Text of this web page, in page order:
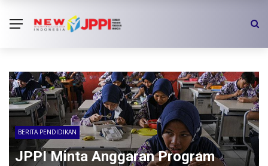
BERITA PENDIDIKAN
JPPI Minta Anggaran Program